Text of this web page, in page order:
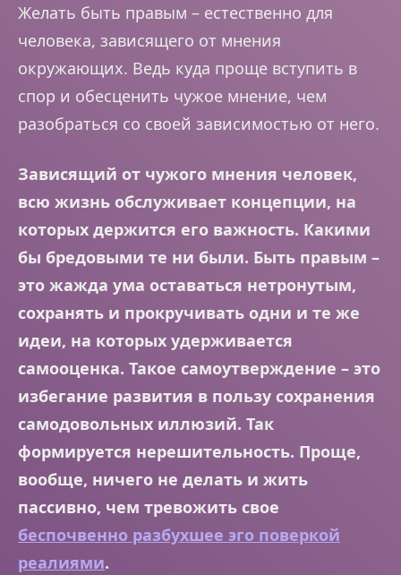
Желать быть правым – естественно для
человека, зависящего от мнения
окружающих. Ведь куда проще вступить в
спор и обесценить чужое мнение, чем
разобраться со своей зависимостью от него.
Зависящий от чужого мнения человек,
всю жизнь обслуживает концепции, на
которых держится его важность. Какими
бы бредовыми те ни были. Быть правым –
это жажда ума оставаться нетронутым,
сохранять и прокручивать одни и те же
идеи, на которых удерживается
самооценка. Такое самоутверждение – это
избегание развития в пользу сохранения
самодовольных иллюзий. Так
формируется нерешительность. Проще,
вообще, ничего не делать и жить
пассивно, чем тревожить свое
беспочвенно разбухшее эго поверкой
реалиями.